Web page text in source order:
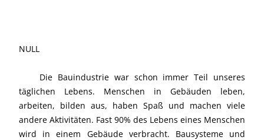
NULL
Die Bauindustrie war schon immer Teil unseres
täglichen Lebens. Menschen in Gebäuden leben,
arbeiten, bilden aus, haben Spaß und machen viele
andere Aktivitäten. Fast 90% des Lebens eines Menschen
wird in einem Gebäude verbracht. Bausysteme und